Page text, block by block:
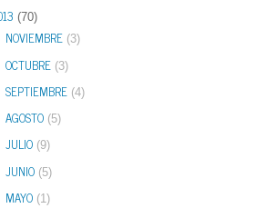
(70)
NOVIEMBRE (3)
OCTUBRE (3)
SEPTIEMBRE (4)
AGOSTO (5)
JULIO (9)
JUNIO (5)
MAYO (1)